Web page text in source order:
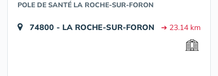
POLE DE SANTÉ LA ROCHE-SUR-FORON
74800 - LA ROCHE-SUR-FORON ➔ 23.14 km